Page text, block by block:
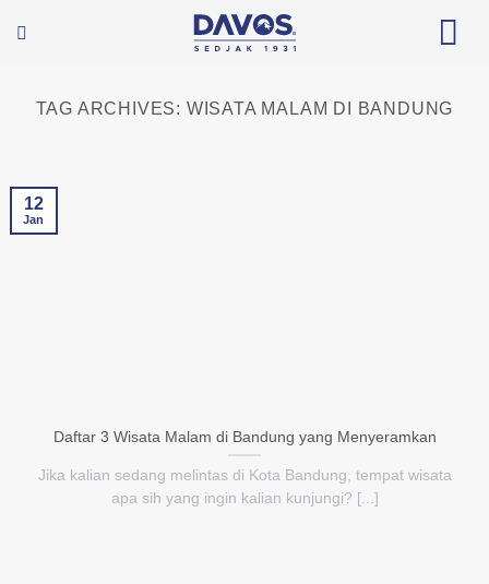
TAG ARCHIVES: WISATA MALAM DI BANDUNG
Daftar 3 Wisata Malam di Bandung yang Menyeramkan
Jika kalian sedang melintas di Kota Bandung, tempat wisata
apa sih yang ingin kalian kunjungi? [...]
12
Jan